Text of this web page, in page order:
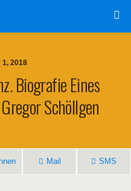
1, 2018
Biografie Eines
Schöllgen
Mail SMS